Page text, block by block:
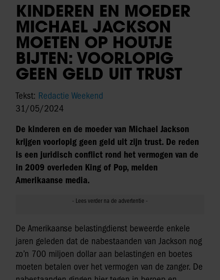
KINDEREN EN MOEDER
MICHAEL JACKSON
MOETEN OP HOUTJE
BIJTEN: VOORLOPIG
GEEN GELD UIT TRUST
Tekst: Redactie Weekend
31/05/2024
De kinderen en de moeder van Michael Jackson
krijgen voorlopig geen geld uit zijn trust. De reden
is een juridisch conflict rond het vermogen van de
in 2009 overleden King of Pop, melden
Amerikaanse media.
De Amerikaanse belastingdienst beweerde enkele
jaren geleden dat de nabestaanden van Jackson nog
zo’n 700 miljoen dollar aan belastingen en boetes
moeten betalen over het vermogen van de zanger. De